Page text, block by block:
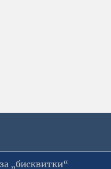
„бисквитки“